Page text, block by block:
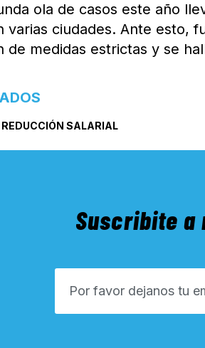
ola de casos este año
varias ciudades. Ante esto,
de medidas estrictas y se
REDUCCIÓN SALARIAL
Suscribite a